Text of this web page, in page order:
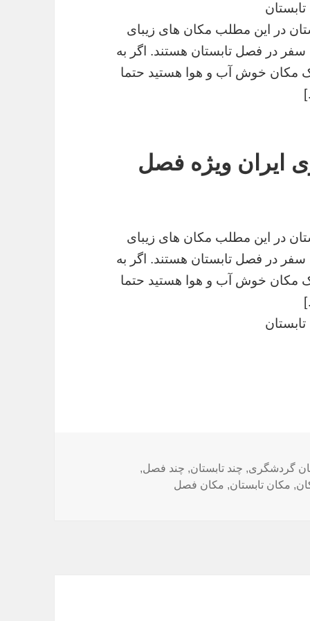
در این مطلب مکان های زیبای
در فصل تابستان هستند. اگر به
مکان خوش آب و هوا هستید حتما
ایران ویژه فصل
در این مطلب مکان های زیبای
در فصل تابستان هستند. اگر به
مکان خوش آب و هوا هستید حتما
گردشگری, چند تابستان, چند فصل,
, مکان تابستان, مکان فصل